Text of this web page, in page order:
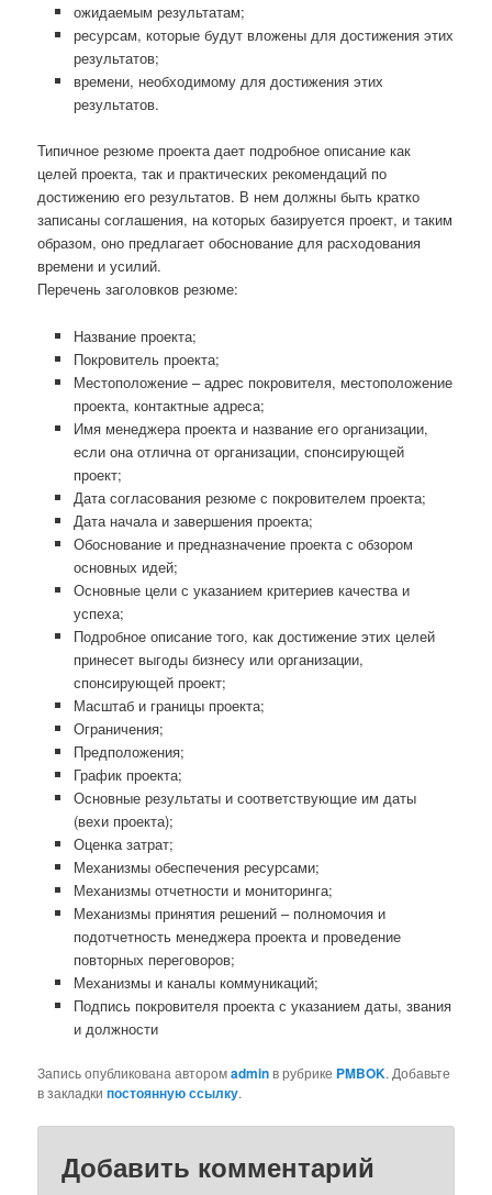
ожидаемым результатам;
ресурсам, которые будут вложены для достижения этих
результатов;
времени, необходимому для достижения этих
результатов.
Типичное резюме проекта дает подробное описание как
целей проекта, так и практических рекомендаций по
достижению его результатов. В нем должны быть кратко
записаны соглашения, на которых базируется проект, и таким
образом, оно предлагает обоснование для расходования
времени и усилий.
Перечень заголовков резюме:
Название проекта;
Покровитель проекта;
Местоположение – адрес покровителя, местоположение
проекта, контактные адреса;
Имя менеджера проекта и название его организации,
если она отлична от организации, спонсирующей
проект;
Дата согласования резюме с покровителем проекта;
Дата начала и завершения проекта;
Обоснование и предназначение проекта с обзором
основных идей;
Основные цели с указанием критериев качества и
успеха;
Подробное описание того, как достижение этих целей
принесет выгоды бизнесу или организации,
спонсирующей проект;
Масштаб и границы проекта;
Ограничения;
Предположения;
График проекта;
Основные результаты и соответствующие им даты
(вехи проекта);
Оценка затрат;
Механизмы обеспечения ресурсами;
Механизмы отчетности и мониторинга;
Механизмы принятия решений – полномочия и
подотчетность менеджера проекта и проведение
повторных переговоров;
Механизмы и каналы коммуникаций;
Подпись покровителя проекта с указанием даты, звания
и должности
Запись опубликована авторомadminв рубрике PMBOK. Добавьте
в закладкипостоянную ссылку.
Добавить комментарий